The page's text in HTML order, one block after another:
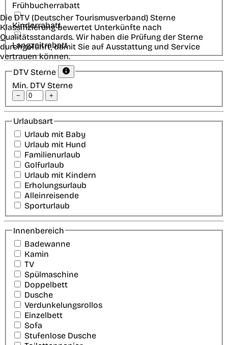
Frühbucherrabatt
Kinderrabatt
Langzeitrabatt
DTV Sterne
Min. DTV Sterne
− +
Die DTV (Deutscher Tourismusverband) Sterne
Klassifizierung bewertet Unterkünfte nach
Qualitätsstandards. Wir haben die Prüfung der Sterne
durchgeführt, damit Sie auf Ausstattung und Service
vertrauen können.
Urlaubsart
Urlaub mit Baby
Urlaub mit Hund
Familienurlaub
Golfurlaub
Urlaub mit Kindern
Erholungsurlaub
Alleinreisende
Sporturlaub
Innenbereich
Badewanne
Kamin
TV
Spülmaschine
Doppelbett
Dusche
Verdunkelungsrollos
Einzelbett
Sofa
Stufenlose Dusche